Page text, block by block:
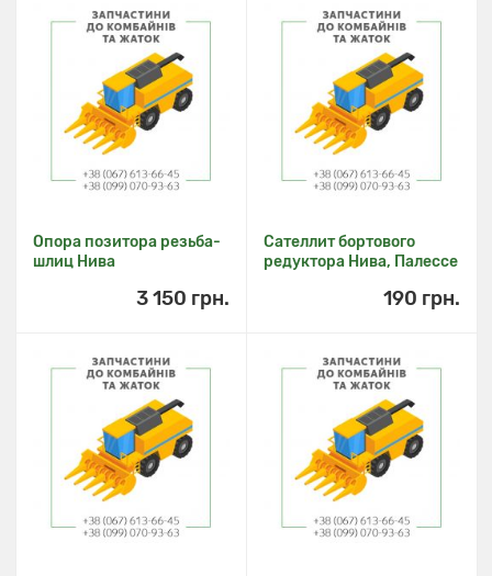
Опора позитора резьба-
шлиц Нива
3 150 грн.
Сателлит бортового
редуктора Нива, Палессе
190 грн.